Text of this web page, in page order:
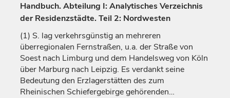
Handbuch. Abteilung I: Analytisches Verzeichnis
der Residenzstädte. Teil 2: Nordwesten
(1) S. lag verkehrsgünstig an mehreren
überregionalen Fernstraßen, u.a. der Straße von
Soest nach Limburg und dem Handelsweg von Köln
über Marburg nach Leipzig. Es verdankt seine
Bedeutung den Erzlagerstätten des zum
Rheinischen Schiefergebirge gehörenden…